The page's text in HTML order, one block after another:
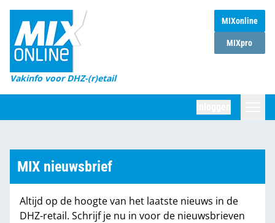
MIXonline
MIXpro
Vakinfo voor DHZ-(r)etail
Home
Magazines
DHZ Sessie
Marktcijfers
Partners
MIX nieuwsbrief
Altijd op de hoogte van het laatste nieuws in de
DHZ-retail. Schrijf je nu in voor de nieuwsbrieven